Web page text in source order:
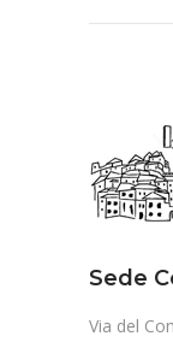
Sede
Via del